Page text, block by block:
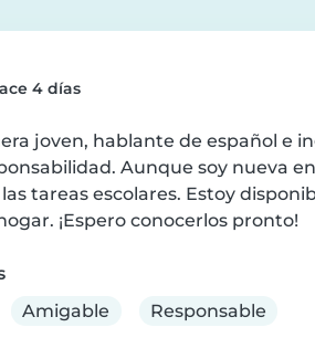
4 días
joven, hablante de español e
Aunque soy nueva
tareas escolares. Estoy
¡Espero conocerlos pronto!
Amigable Responsable